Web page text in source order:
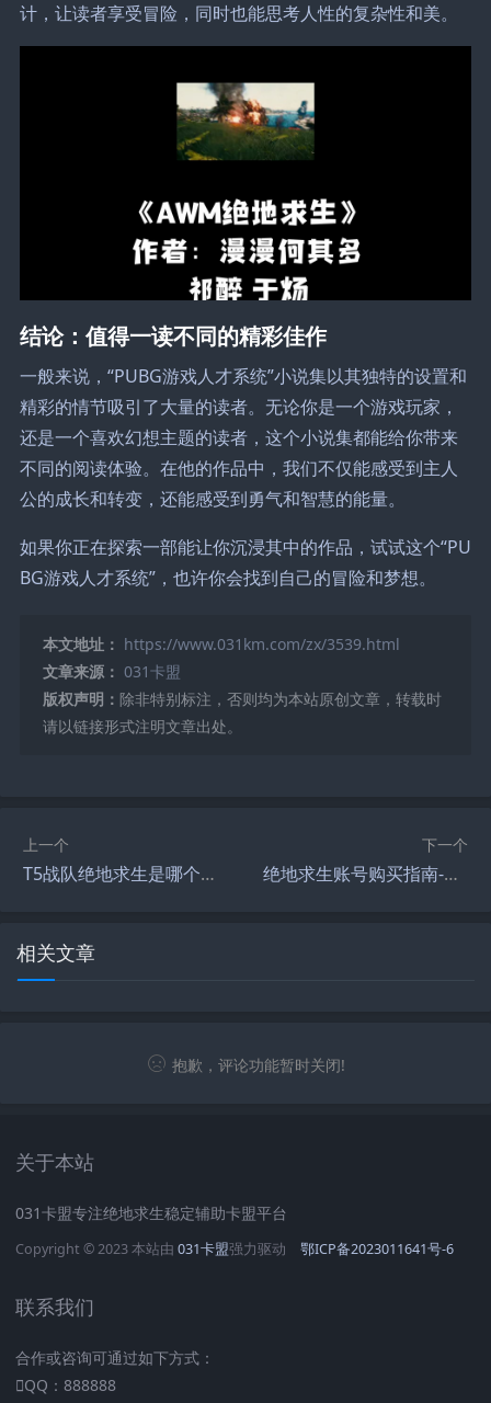
计，让读者享受冒险，同时也能思考人性的复杂性和美。
结论：值得一读不同的精彩佳作
一般来说，“PUBG游戏人才系统”小说集以其独特的设置和
精彩的情节吸引了大量的读者。无论你是一个游戏玩家，
还是一个喜欢幻想主题的读者，这个小说集都能给你带来
不同的阅读体验。在他的作品中，我们不仅能感受到主人
公的成长和转变，还能感受到勇气和智慧的能量。
如果你正在探索一部能让你沉浸其中的作品，试试这个“PU
BG游戏人才系统”，也许你会找到自己的冒险和梦想。
本文地址： https://www.031km.com/zx/3539.html
文章来源： 031卡盟
版权声明： 除非特别标注，否则均为本站原创文章，转载时
请以链接形式注明文章出处。
上一个
T5战队绝地求生是哪个国家的-T5战队来自哪个国家 绝地求生战队背景介绍
下一个
绝地求生账号购买指南-如何安全购买绝地求生游戏账号
相关文章
抱歉，评论功能暂时关闭!
关于本站
031卡盟专注绝地求生稳定辅助卡盟平台
Copyright © 2023 本站由 031卡盟强力驱动 鄂ICP备2023011641号-6
联系我们
合作或咨询可通过如下方式：
QQ：888888